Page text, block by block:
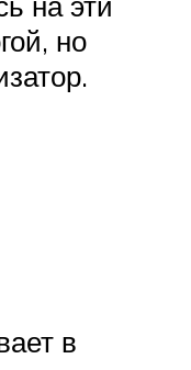
но
в